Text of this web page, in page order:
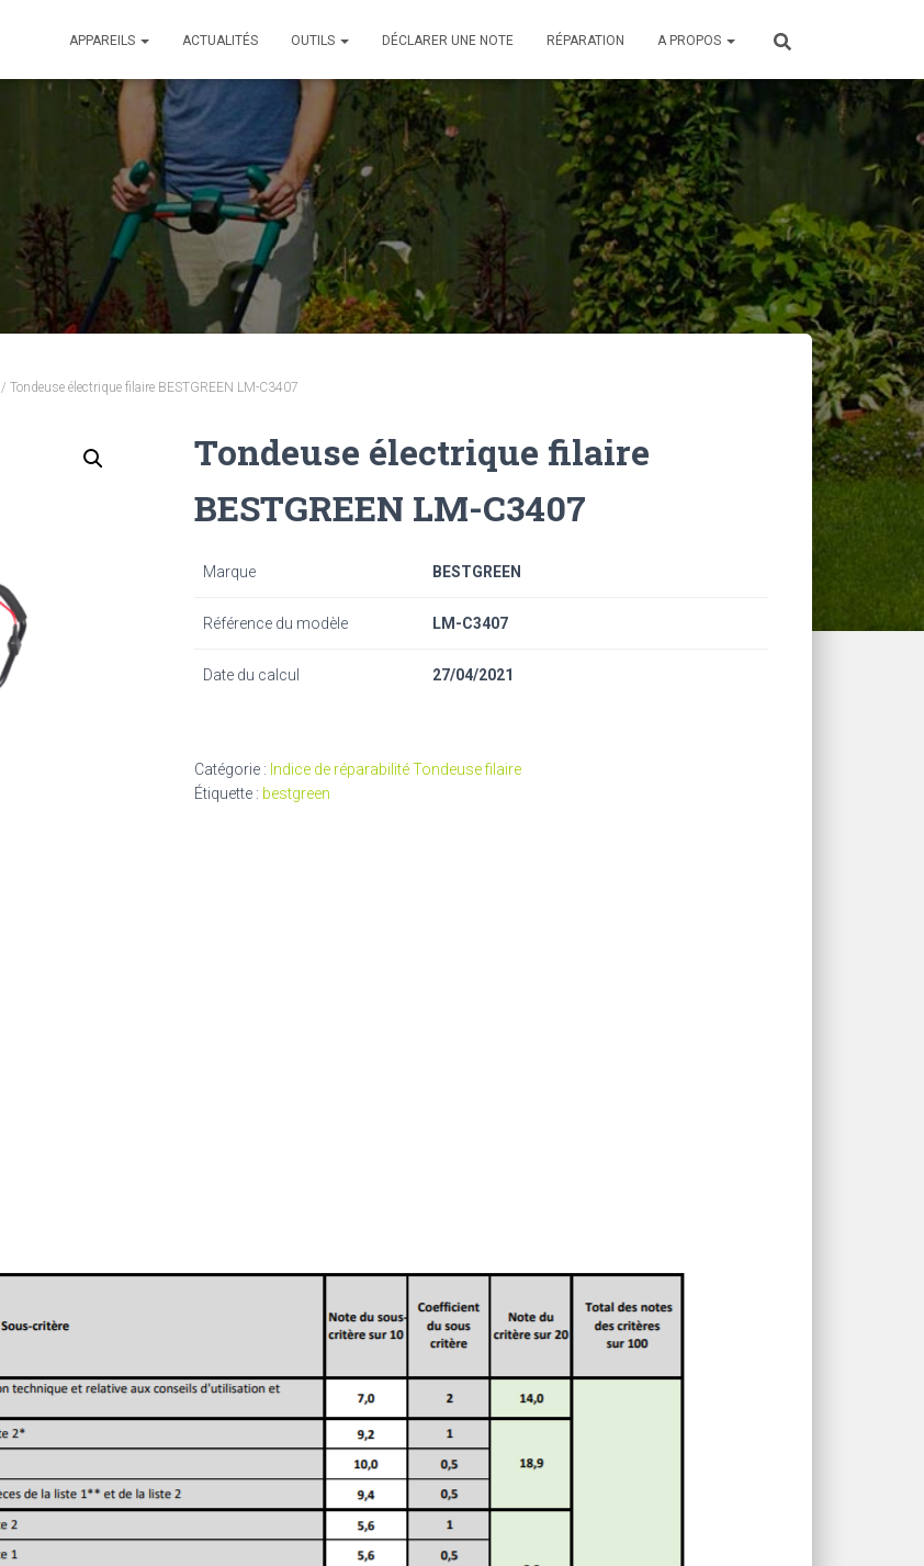
APPAREILS ACTUALITÉS OUTILS DÉCLARER UNE NOTE RÉPARATION A PROPOS
/ Tondeuse électrique filaire BESTGREEN LM-C3407
Tondeuse électrique filaire
BESTGREEN LM-C3407
Marque BESTGREEN
Référence du modèle LM-C3407
Date du calcul 27/04/2021
Catégorie : Indice de réparabilité Tondeuse filaire
Étiquette : bestgreen